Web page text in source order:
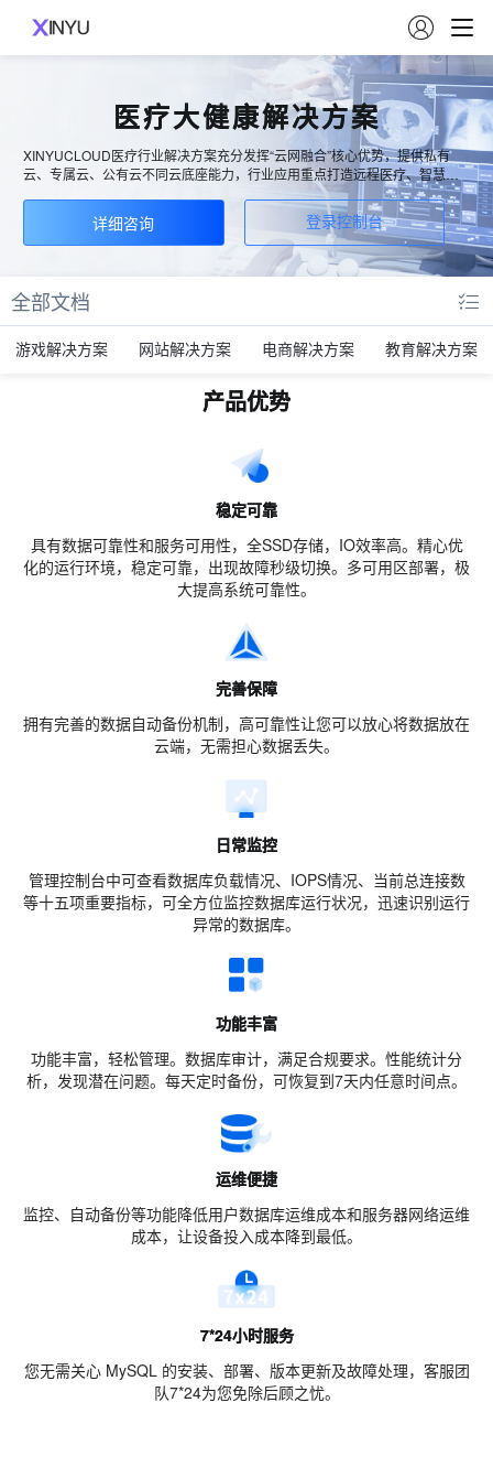

医疗大健康解决方案
XINYUCLOUD医疗行业解决方案充分发挥“云网融合”核心优势，提供私有
云、专属云、公有云不同云底座能力，行业应用重点打造远程医疗、智慧医
院、区域医卫、智慧康养、智慧药监、智慧医保等一体化解决方案，建立行
业生态，面向智慧医疗行业提供新型信息化服务。
详细咨询 登录控制台
全部文档
游戏解决方案 网站解决方案 电商解决方案 教育解决方案
产品优势
稳定可靠
具有数据可靠性和服务可用性，全SSD存储，IO效率高。精心优
化的运行环境，稳定可靠，出现故障秒级切换。多可用区部署，极
大提高系统可靠性。
完善保障
拥有完善的数据自动备份机制，高可靠性让您可以放心将数据放在
云端，无需担心数据丢失。
日常监控
管理控制台中可查看数据库负载情况、IOPS情况、当前总连接数
等十五项重要指标，可全方位监控数据库运行状况，迅速识别运行
异常的数据库。
功能丰富
功能丰富，轻松管理。数据库审计，满足合规要求。性能统计分
析，发现潜在问题。每天定时备份，可恢复到7天内任意时间点。
运维便捷
监控、自动备份等功能降低用户数据库运维成本和服务器网络运维
成本，让设备投入成本降到最低。
7*24小时服务
您无需关心 MySQL 的安装、部署、版本更新及故障处理，客服团
队7*24为您免除后顾之忧。